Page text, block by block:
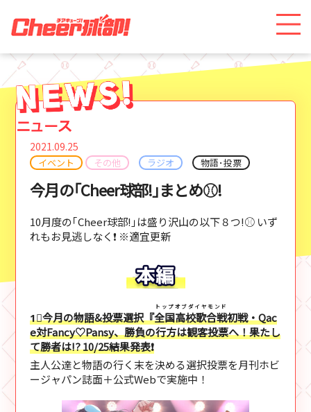
2021.09.25
イベント その他 ラジオ 物語･投票
今月の｢Cheer球部!｣まとめ⚾!
10月度の｢Cheer球部!｣は盛り沢山の以下８つ!⚾ いず
れもお見逃しなく❗ ※適宜更新
1⃣今月の物語&投票選択『全国高校歌合戦
トップオブダイヤモンド
初戦・Qac
e対Fancy♡Pansy、勝負の行方は観客投票へ！果たし
て勝者は!? 10/25結果発表❗
主人公達と物語の行く末を決める選択投票を月刊ホビ
ージャパン誌面＋公式Webで実施中！